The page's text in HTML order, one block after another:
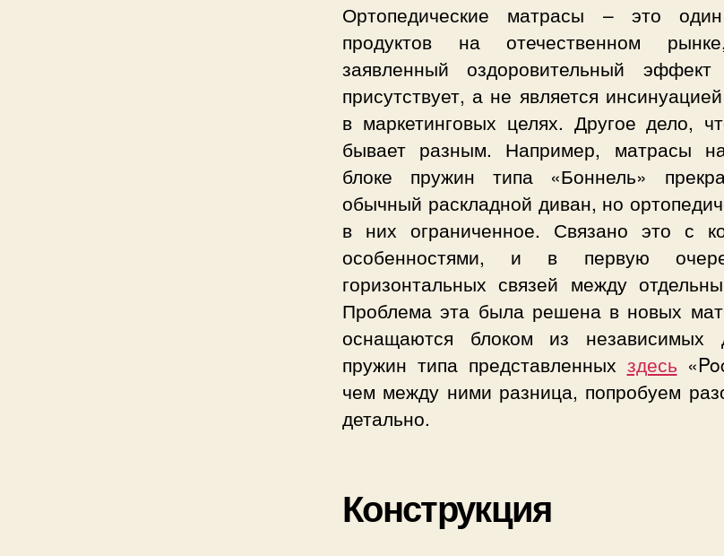
Ортопедические матрасы – это
продуктов на отечественном
заявленный оздоровительный эффект
присутствует, а не является
в маркетинговых целях. Другое дело,
бывает разным. Например, матрасы на
блоке пружин типа «Боннель»
обычный раскладной диван, но
в них ограниченное. Связано это с
особенностями, и в первую
горизонтальных связей между
Проблема эта была решена в новых
оснащаются блоком из независимых
пружин типа представленных здесь
чем между ними разница, попробуем
детально.
Конструкция